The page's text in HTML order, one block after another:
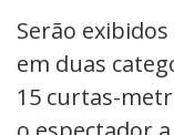
Serão
em duas
15 curtas-